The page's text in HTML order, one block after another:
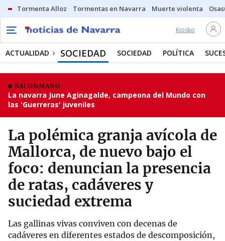
Tormenta Alloz Tormentas en Navarra Muerte violenta
Kiosko
ACTUALIDAD SOCIEDAD SOCIEDAD POLÍTICA
BALONMANO
La navarra June Aginagalde, campeona del Mundo con
las 'Guerreras' juveniles
La polémica granja avícola de
Mallorca, de nuevo bajo el
foco: denuncian la presencia
de ratas, cadáveres y
suciedad extrema
Las gallinas vivas conviven con decenas de
cadáveres en diferentes estados de descomposición,